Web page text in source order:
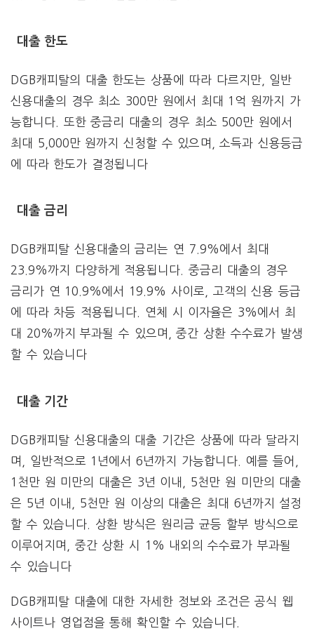
대출 한도
DGB캐피탈의 대출 한도는 상품에 따라 다르지만, 일반
신용대출의 경우 최소 300만 원에서 최대 1억 원까지 가
능합니다. 또한 중금리 대출의 경우 최소 500만 원에서
최대 5,000만 원까지 신청할 수 있으며, 소득과 신용등급
에 따라 한도가 결정됩니다​
대출 금리
DGB캐피탈 신용대출의 금리는 연 7.9%에서 최대
23.9%까지 다양하게 적용됩니다. 중금리 대출의 경우
금리가 연 10.9%에서 19.9% 사이로, 고객의 신용 등급
에 따라 차등 적용됩니다. 연체 시 이자율은 3%에서 최
대 20%까지 부과될 수 있으며, 중간 상환 수수료가 발생
할 수 있습니다
대출 기간
DGB캐피탈 신용대출의 대출 기간은 상품에 따라 달라지
며, 일반적으로 1년에서 6년까지 가능합니다. 예를 들어,
1천만 원 미만의 대출은 3년 이내, 5천만 원 미만의 대출
은 5년 이내, 5천만 원 이상의 대출은 최대 6년까지 설정
할 수 있습니다. 상환 방식은 원리금 균등 할부 방식으로
이루어지며, 중간 상환 시 1% 내외의 수수료가 부과될
수 있습니다​
DGB캐피탈 대출에 대한 자세한 정보와 조건은 공식 웹
사이트나 영업점을 통해 확인할 수 있습니다.